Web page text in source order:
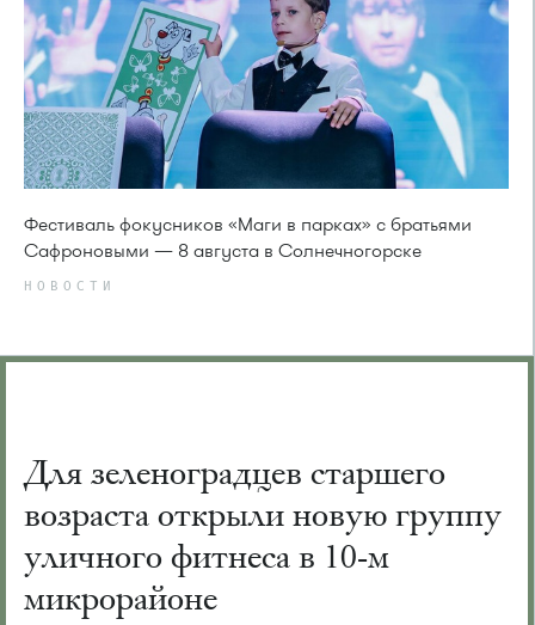
Фестиваль фокусников «Маги в парках» с братьями
Сафроновыми — 8 августа в Солнечногорске
НОВОСТИ
Для зеленоградцев старшего
возраста открыли новую группу
уличного фитнеса в 10-м
микрорайоне